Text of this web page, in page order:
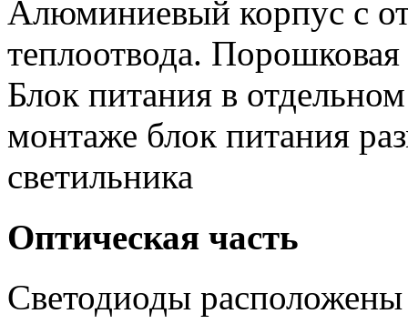
Алюминиевый корпус с
теплоотвода. Порошковая
Блок питания в
монтаже блок питания
светильника
Оптическая часть
Светодиоды